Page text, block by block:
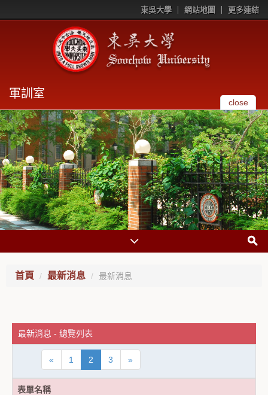
東吳大學 網站地圖 更多連結
軍訓室
close
首頁 最新消息 最新消息
最新消息 - 總覽列表
« 1 2 3 »
表單名稱